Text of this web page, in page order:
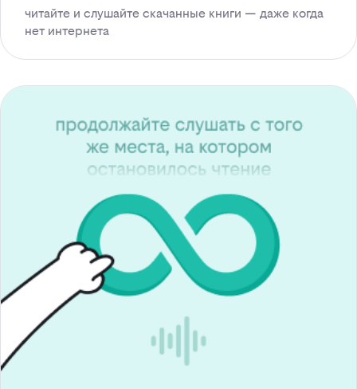
читайте и слушайте скачанные книги — даже когда
нет интернета